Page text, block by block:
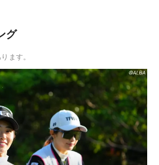
グ
ます。